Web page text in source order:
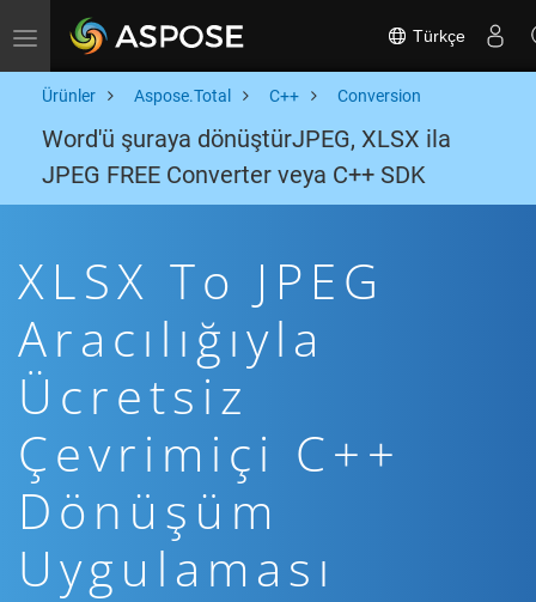
Toggle navigation Türkçe
Ürünler Aspose.Total C++ Conversion
Word'ü şuraya dönüştürJPEG, XLSX ila
JPEG FREE Converter veya C++ SDK
XLSX To JPEG
Aracılığıyla
Ücretsiz
Çevrimiçi C++
Dönüşüm
Uygulaması